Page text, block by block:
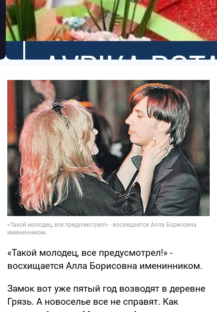
«Такой молодец, все предусмотрел!» -
восхищается Алла Борисовна именинником.
Замок вот уже пятый год возводят в деревне
Грязь. А новоселье все не справят. Как